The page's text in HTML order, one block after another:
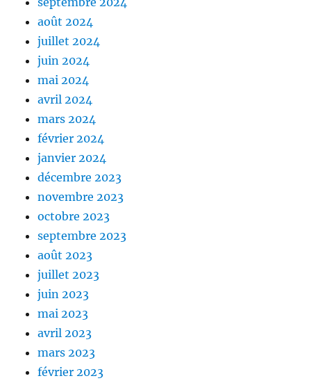
août 2024
juillet 2024
juin 2024
mai 2024
avril 2024
mars 2024
février 2024
janvier 2024
décembre 2023
novembre 2023
octobre 2023
septembre 2023
août 2023
juillet 2023
juin 2023
mai 2023
avril 2023
mars 2023
février 2023